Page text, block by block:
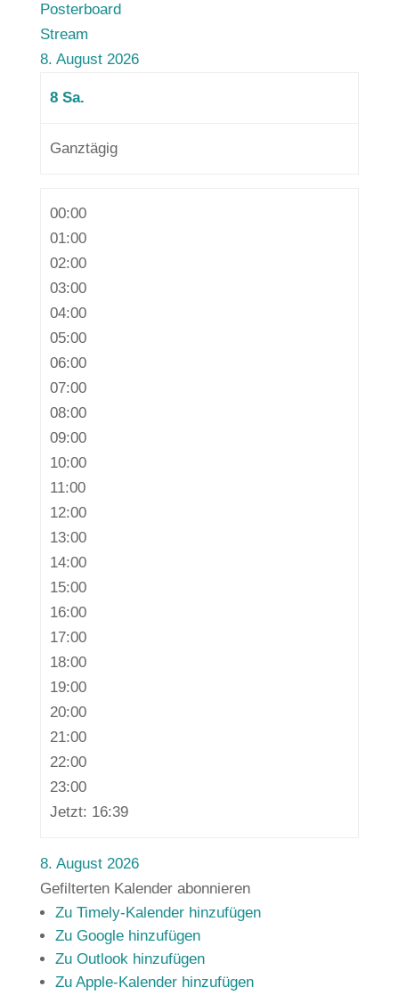
Posterboard
Stream
8. August 2026
8 Sa.
Ganztägig
00:00
01:00
02:00
03:00
04:00
05:00
06:00
07:00
08:00
09:00
10:00
11:00
12:00
13:00
14:00
15:00
16:00
17:00
18:00
19:00
20:00
21:00
22:00
23:00
Jetzt: 16:39
8. August 2026
Gefilterten Kalender abonnieren
Zu Timely-Kalender hinzufügen
Zu Google hinzufügen
Zu Outlook hinzufügen
Zu Apple-Kalender hinzufügen